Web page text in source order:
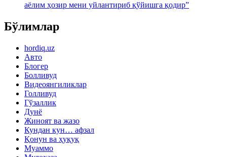
аёлим ҳозир мени уйлантириб қўйишга қодир”
Бўлимлар
hordiq.uz
Авто
Блогер
Болливуд
Видеоянгиликлар
Голливуд
Гўзаллик
Дунё
Жиноят ва жазо
Кундан кун… афзал
Қонун ва ҳуқуқ
Муаммо